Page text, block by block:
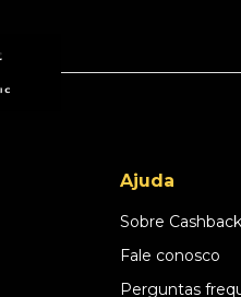
Ajuda
Sobre Cashback
Fale conosco
Perguntas